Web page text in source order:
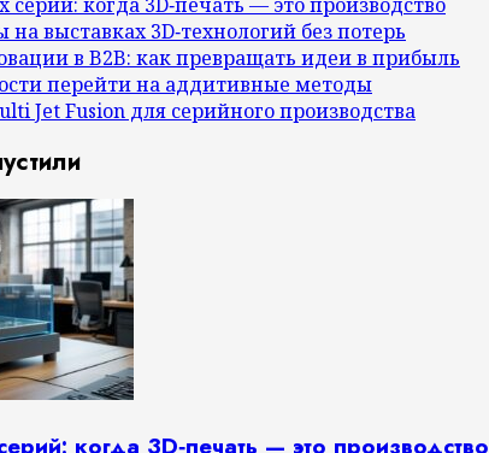
выставках 3D‑технологий без потерь
в B2B: как превращать идеи в прибыль
перейти на аддитивные методы
Jet Fusion для серийного производства
когда 3D‑печать — это производство